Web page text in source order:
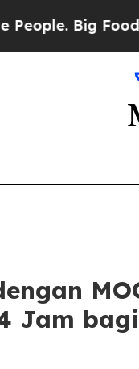
Big Food’s 239
Jam